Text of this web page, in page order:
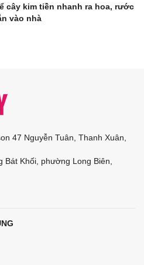
cây kim tiền nhanh ra hoa, rước
vào nhà
47 Nguyễn Tuân, Thanh Xuân,
Khối, phường Long Biên,